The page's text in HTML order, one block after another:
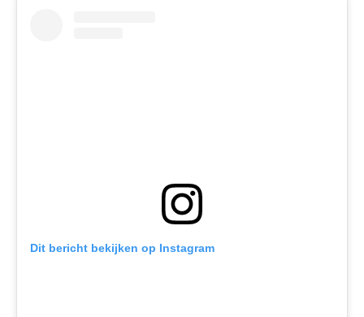
Dit bericht bekijken op Instagram